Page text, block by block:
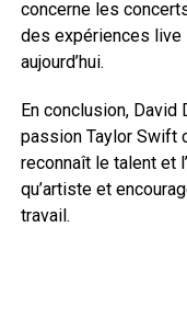
concerne les
des expériences
aujourd’hui.
En conclusion,
passion Taylor Swift
reconnaît le talent et
qu’artiste et
travail.